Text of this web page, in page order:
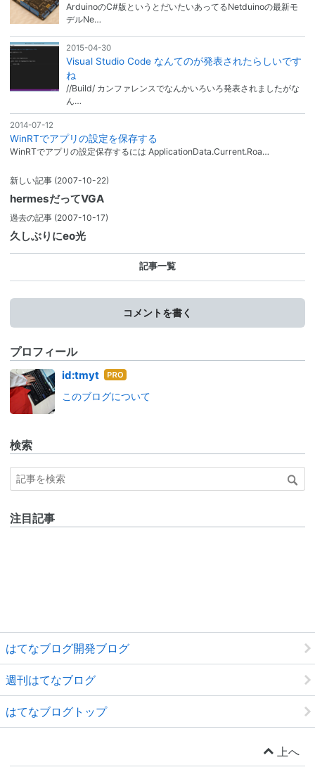
ArduinoのC#版というとだいたいあってるNetduinoの最新モ
デルNe…
2015-04-30
Visual Studio Code なんてのが発表されたらしいです
ね
//Build/ カンファレンスでなんかいろいろ発表されましたがな
ん…
2014-07-12
WinRTでアプリの設定を保存する
WinRTでアプリの設定保存するには ApplicationData.Current.Roa…
新しい記事 (2007-10-22)
hermesだってVGA
過去の記事 (2007-10-17)
久しぶりにeo光
記事一覧
コメントを書く
プロフィール
id:tmyt はて
ログ
このブログについて
検索
注目記事
はてなブログ開発ブログ
週刊はてなブログ
はてなブログトップ
上へ